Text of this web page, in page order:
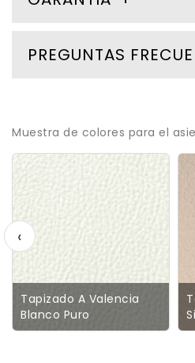
PREGUNTAS
Muestra de colores para el
Tapizado A Valencia
Blanco Puro
‹